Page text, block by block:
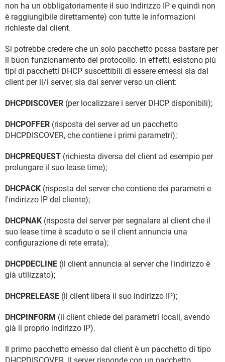
non ha un obbligatoriamente il suo indirizzo IP e quindi non
è raggiungibile direttamente) con tutte le informazioni
richieste dal client.
Si potrebbe credere che un solo pacchetto possa bastare per
il buon funzionamento del protocollo. In effetti, esistono più
tipi di pacchetti DHCP suscettibili di essere emessi sia dal
client per il/i server, sia dal server verso un client:
DHCPDISCOVER (per localizzare i server DHCP disponibili);
DHCPOFFER (risposta del server ad un pacchetto
DHCPDISCOVER, che contiene i primi parametri);
DHCPREQUEST (richiesta diversa del client ad esempio per
prolungare il suo lease time);
DHCPACK (risposta del server che contiene dei parametri e
l'indirizzo IP del cliente);
DHCPNAK (risposta del server per segnalare al client che il
suo lease time è scaduto o se il client annuncia una
configurazione di rete errata);
DHCPDECLINE (il client annuncia al server che l'indirizzo è
già utilizzato);
DHCPRELEASE (il client libera il suo indirizzo IP);
DHCPINFORM (il client chiede dei parametri locali, avendo
già il proprio indirizzo IP).
Il primo pacchetto emesso dal client è un pacchetto di tipo